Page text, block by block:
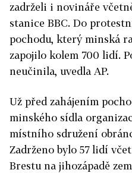
zadrželi i novináře
stanice BBC. Do
pochodu, který minská
zapojilo kolem 700 lidí.
neučinila, uvedla AP.
Už před zahájením
minského sídla
místního sdružení
Zadrženo bylo 57 lidí
Brestu na jihozápadě